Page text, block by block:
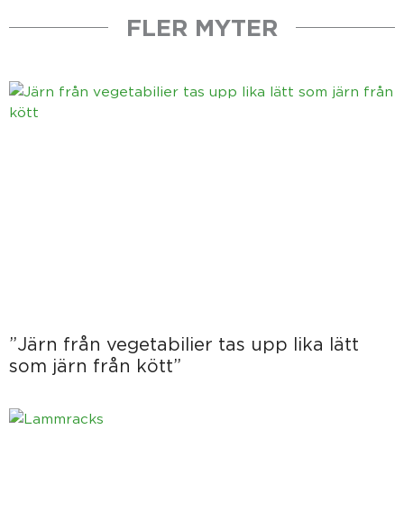
FLER MYTER
”Järn från vegetabilier tas upp lika lätt
som järn från kött”